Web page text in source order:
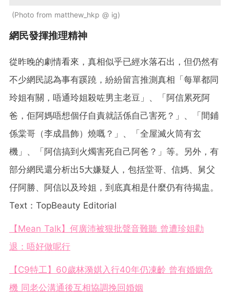
Photo from matthew_hkp @ ig
網民發揮推理精神
從昨晚的劇情看來，真相似乎已經水落石出，但仍然有
不少網民認為事有蹊蹺，紛紛留言推測真相「每單都同
玲姐有關，唔通玲姐殺咗男主老豆」、「阿信累死阿
爸，佢阿媽唔想個仔自責就話係自己害死？」、「間鋪
係棠哥（李成昌飾）燒嘅？」、「全屋滅火筒有玄
機」、「阿信搞到火燭害死自己阿爸？」等。另外，有
部分網民還分析出5大嫌疑人，包括堂哥、信媽、舅父
仔阿勝、阿信以及玲姐，到底真相是什麼仍有待揭盅。
Text：TopBeauty Editorial
【Mean Talk】何廣沛被狠批聲音難聽 曾遭珍姐勸
退：唔好做呢行
【C9特工】60歲林漪娸入行40年仍凍齡 曾有婚姻危
機 同老公溝通後互相協調挽回婚姻